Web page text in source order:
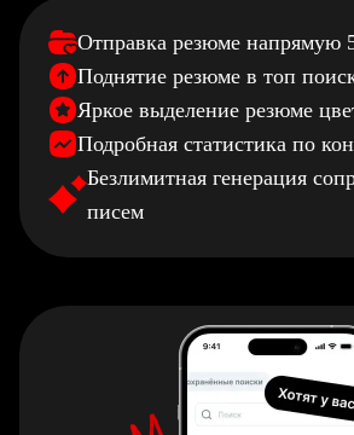
Отправка резюме напрямую
Поднятие резюме в топ
Яркое выделение резюме
Подробная статистика по
Безлимитная генерация
писем